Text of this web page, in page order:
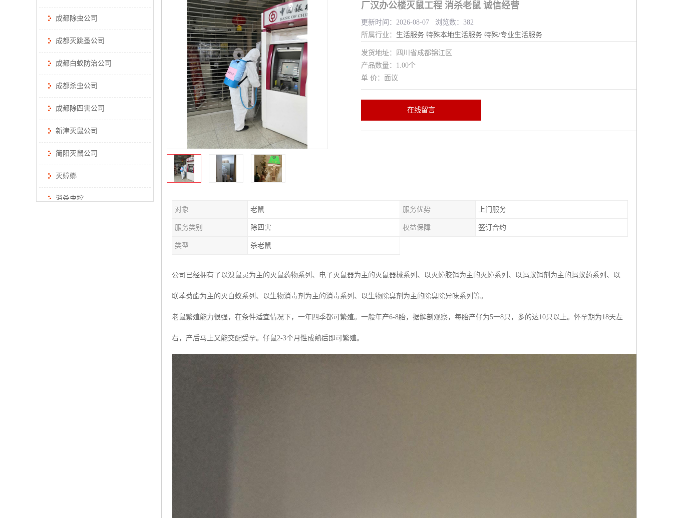
成都除虫公司
成都灭跳蚤公司
成都白蚁防治公司
成都杀虫公司
成都除四害公司
新津灭鼠公司
简阳灭鼠公司
灭蟑螂
消杀虫控
厂汉办公楼灭鼠工程 消杀老鼠 诚信经营
更新时间：2026-08-07 浏览数：382
所属行业： 生活服务 特殊本地生活服务 特殊/专业生活服务
发货地址：四川省成都锦江区
产品数量：1.00个
单 价：面议
在线留言
对象 老鼠 服务优势 上门服务
服务类别 除四害 权益保障 签订合约
类型 杀老鼠
公司已经拥有了以溴鼠灵为主的灭鼠药物系列、电子灭鼠器为主的灭鼠器械系列、以灭蟑胶饵为主的灭蟑系列、以蚂蚁饵剂为主的蚂蚁药系列、以
联苯菊酯为主的灭白蚁系列、以生物消毒剂为主的消毒系列、以生物除臭剂为主的除臭除异味系列等。
老鼠繁殖能力很强，在条件适宜情况下，一年四季都可繁殖。一般年产6-8胎，据解剖观察，每胎产仔为5一8只，多的达10只以上。怀孕期为18天左
右，产后马上又能交配受孕。仔鼠2-3个月性成熟后即可繁殖。